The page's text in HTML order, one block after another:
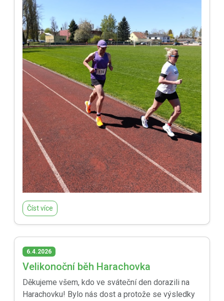
Číst více
6.4.2026
Velikonoční běh Harachovka
Děkujeme všem, kdo ve sváteční den dorazili na
Harachovku! Bylo nás dost a protože se výsledky